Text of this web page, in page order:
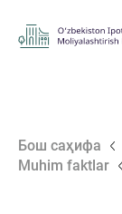
Бош саҳифа
Muhim faktlar